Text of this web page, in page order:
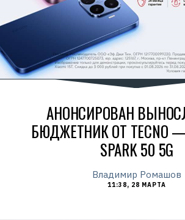
АНОНСИРОВАН
БЮДЖЕТНИК ОТ TECNO
SPARK 50 5G
Владимир Ромашов
11:38, 28 МАРТА